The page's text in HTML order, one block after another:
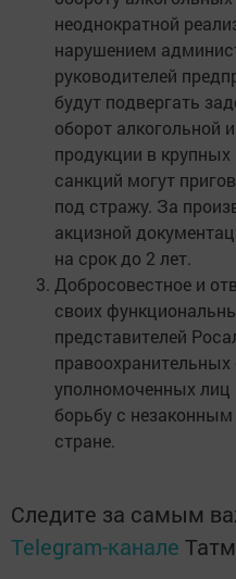
неоднократной
нарушением
руководителей
будут подвергать
оборот алкогольной
продукции в
санкций могут
под стражу. За
акцизной
на срок до 2 лет.
Добросовестное и
своих
представителей
правоохранительных
уполномоченных
борьбу с
стране.
Следите за самым
Telegram-канале